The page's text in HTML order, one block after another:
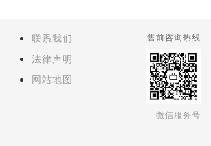
联系我们
法律声明
网站地图
售前咨询热线
微信服务号